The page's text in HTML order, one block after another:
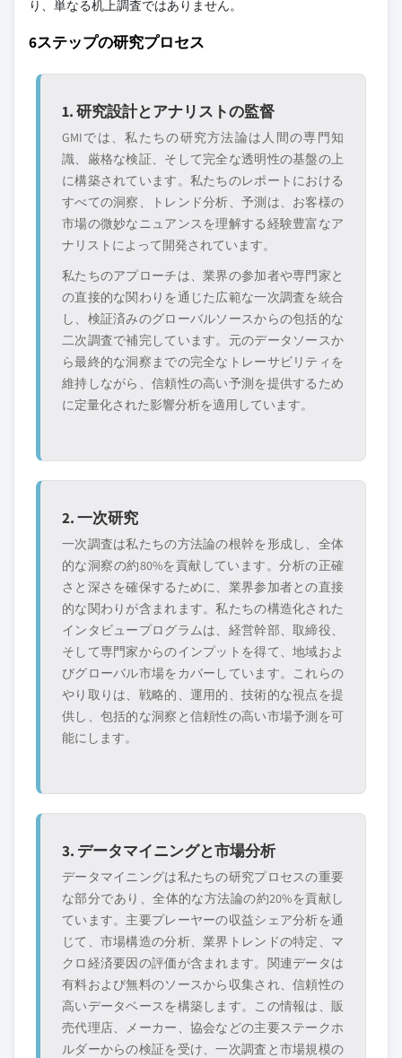
り、単なる机上調査ではありません。
6ステップの研究プロセス
1. 研究設計とアナリストの監督
GMIでは、私たちの研究方法論は人間の専門知
識、厳格な検証、そして完全な透明性の基盤の上
に構築されています。私たちのレポートにおける
すべての洞察、トレンド分析、予測は、お客様の
市場の微妙なニュアンスを理解する経験豊富なア
ナリストによって開発されています。
私たちのアプローチは、業界の参加者や専門家と
の直接的な関わりを通じた広範な一次調査を統合
し、検証済みのグローバルソースからの包括的な
二次調査で補完しています。元のデータソースか
ら最終的な洞察までの完全なトレーサビリティを
維持しながら、信頼性の高い予測を提供するため
に定量化された影響分析を適用しています。
2. 一次研究
一次調査は私たちの方法論の根幹を形成し、全体
的な洞察の約80%を貢献しています。分析の正確
さと深さを確保するために、業界参加者との直接
的な関わりが含まれます。私たちの構造化された
インタビュープログラムは、経営幹部、取締役、
そして専門家からのインプットを得て、地域およ
びグローバル市場をカバーしています。これらの
やり取りは、戦略的、運用的、技術的な視点を提
供し、包括的な洞察と信頼性の高い市場予測を可
能にします。
3. データマイニングと市場分析
データマイニングは私たちの研究プロセスの重要
な部分であり、全体的な方法論の約20%を貢献し
ています。主要プレーヤーの収益シェア分析を通
じて、市場構造の分析、業界トレンドの特定、マ
クロ経済要因の評価が含まれます。関連データは
有料および無料のソースから収集され、信頼性の
高いデータベースを構築します。この情報は、販
売代理店、メーカー、協会などの主要ステークホ
ルダーからの検証を受け、一次調査と市場規模の